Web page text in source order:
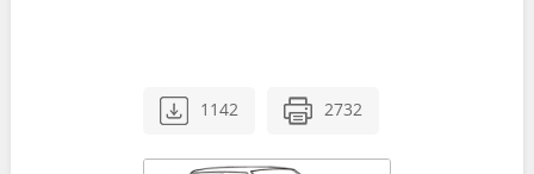
1142 2732